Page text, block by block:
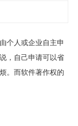
个人或企业自主申
，自己申请可以省
。而软件著作权的